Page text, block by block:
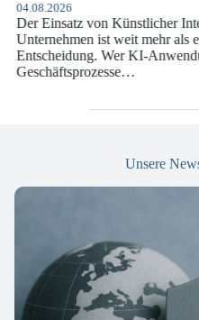
von Künstlicher Intelligenz
ist weit mehr als eine rein
Wer KI-Anwendungen in
Unsere